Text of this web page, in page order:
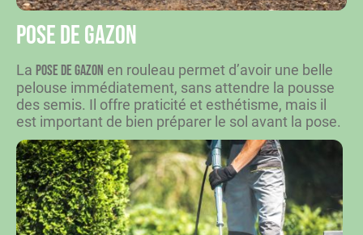
Pose de gazon
La pose de gazon en rouleau permet d’avoir une belle
pelouse immédiatement, sans attendre la pousse
des semis. Il offre praticité et esthétisme, mais il
est important de bien préparer le sol avant la pose.